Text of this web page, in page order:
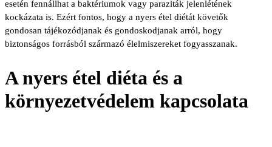
esetén fennállhat a baktériumok vagy paraziták jelenlétének
kockázata is. Ezért fontos, hogy a nyers étel diétát követők
gondosan tájékozódjanak és gondoskodjanak arról, hogy
biztonságos forrásból származó élelmiszereket fogyasszanak.
A nyers étel diéta és a
környezetvédelem kapcsolata